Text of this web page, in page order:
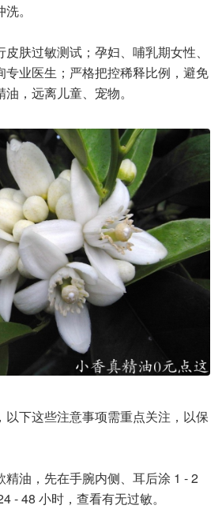
。
肤过敏测试；孕妇、哺乳期女性、
专业医生；严格把控稀释比例，避免
，远离儿童、宠物。
以下这些注意事项需重点关注，以保
精油，先在手腕内侧、耳后涂 1 - 2
- 48 小时，查看有无过敏。